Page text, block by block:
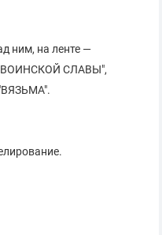
ним, на ленте —
ВОИНСКОЙ СЛАВЫ",